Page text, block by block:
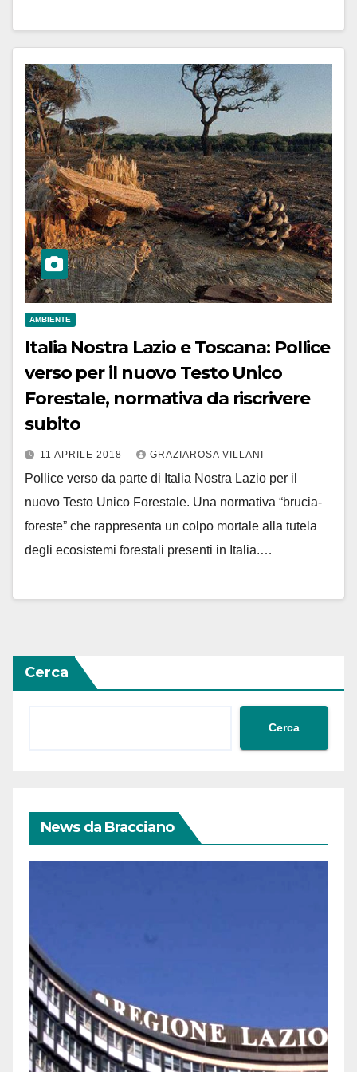
AMBIENTE
Italia Nostra Lazio e Toscana: Pollice
verso per il nuovo Testo Unico
Forestale, normativa da riscrivere
subito
11 APRILE 2018 GRAZIAROSA VILLANI
Pollice verso da parte di Italia Nostra Lazio per il
nuovo Testo Unico Forestale. Una normativa “brucia-
foreste” che rappresenta un colpo mortale alla tutela
degli ecosistemi forestali presenti in Italia.…
Cerca
Cerca
News da Bracciano